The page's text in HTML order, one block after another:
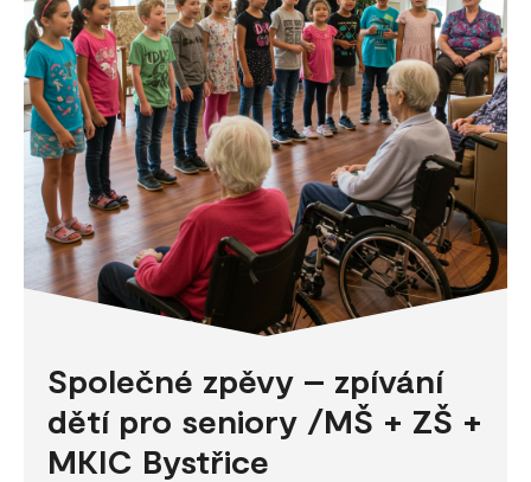
Společné zpěvy – zpívání
dětí pro seniory /MŠ + ZŠ +
MKIC Bystřice